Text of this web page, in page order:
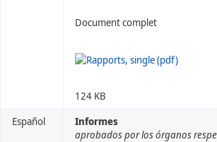
Document complet
124 KB
Español
Informes
aprobados por los órganos